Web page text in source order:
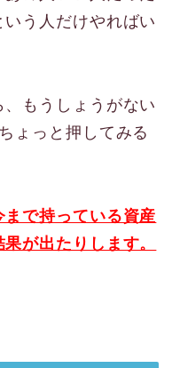
う人だけやればい
もうしょうがない
ょっと押してみる
まで持っている資産
が出たりします。